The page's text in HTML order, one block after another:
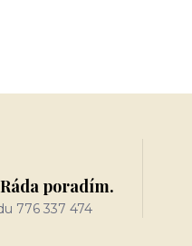
poradím.
776 337 474